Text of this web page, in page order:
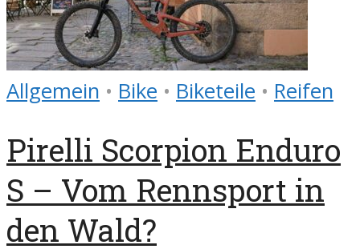
Allgemein • Bike • Biketeile • Reifen
Pirelli Scorpion Enduro
S – Vom Rennsport in
den Wald?